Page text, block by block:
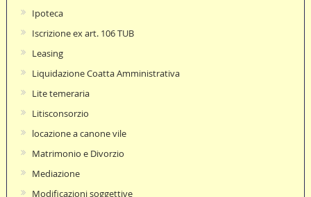
Ipoteca
Iscrizione ex art. 106 TUB
Leasing
Liquidazione Coatta Amministrativa
Lite temeraria
Litisconsorzio
locazione a canone vile
Matrimonio e Divorzio
Mediazione
Modificazioni soggettive